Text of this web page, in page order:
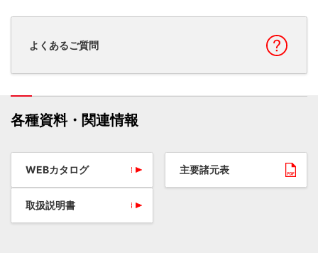
よくあるご質問
各種資料・関連情報
WEBカタログ 主要諸元表
取扱説明書